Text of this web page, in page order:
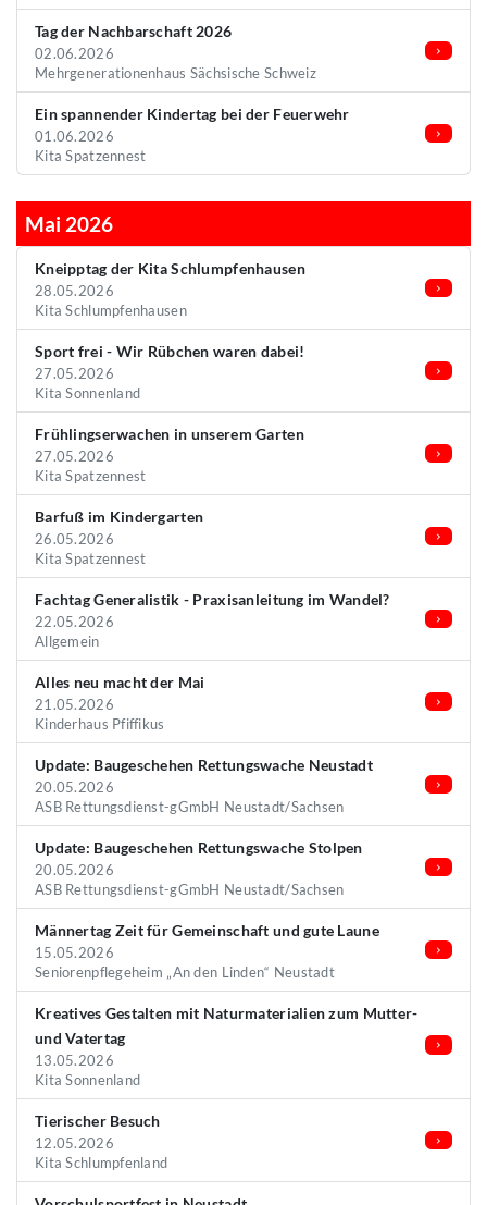
Tag der Nachbarschaft 2026
02.06.2026
Mehrgenerationenhaus Sächsische Schweiz
Ein spannender Kindertag bei der Feuerwehr
01.06.2026
Kita Spatzennest
Mai 2026
Kneipptag der Kita Schlumpfenhausen
28.05.2026
Kita Schlumpfenhausen
Sport frei - Wir Rübchen waren dabei!
27.05.2026
Kita Sonnenland
Frühlingserwachen in unserem Garten
27.05.2026
Kita Spatzennest
Barfuß im Kindergarten
26.05.2026
Kita Spatzennest
Fachtag Generalistik - Praxisanleitung im Wandel?
22.05.2026
Allgemein
Alles neu macht der Mai
21.05.2026
Kinderhaus Pfiffikus
Update: Baugeschehen Rettungswache Neustadt
20.05.2026
ASB Rettungsdienst-gGmbH Neustadt/Sachsen
Update: Baugeschehen Rettungswache Stolpen
20.05.2026
ASB Rettungsdienst-gGmbH Neustadt/Sachsen
Männertag Zeit für Gemeinschaft und gute Laune
15.05.2026
Seniorenpflegeheim „An den Linden“ Neustadt
Kreatives Gestalten mit Naturmaterialien zum Mutter-
und Vatertag
13.05.2026
Kita Sonnenland
Tierischer Besuch
12.05.2026
Kita Schlumpfenland